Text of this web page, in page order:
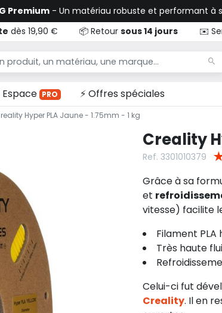
Premium - Un matériau robuste et performant à
dès 19,90 € 📦 Retour sous 14 jours ✉️
Espace PRO ⚡ Offres spéciales
Hyper PLA Jaune - 1.75mm - 1 kg
Creality
Ref. 3301010379 ★
Grâce à sa
et
vitesse) facilite
Filament
Très haute
Celui-ci fut
Creality. Il en